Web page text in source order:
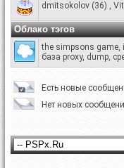
dmitsokolov (36) ,
Облако тэгов
the simpsons game,
база proxy, dump,
Есть новые
Нет новых